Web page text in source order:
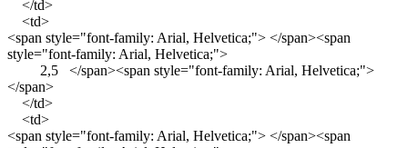
</td>
<td>
<span style="font-family: Arial, Helvetica;"> </span><span
style="font-family: Arial, Helvetica;">
2,5 </span><span style="font-family: Arial, Helvetica;">
</span>
</td>
<td>
<span style="font-family: Arial, Helvetica;"> </span><span